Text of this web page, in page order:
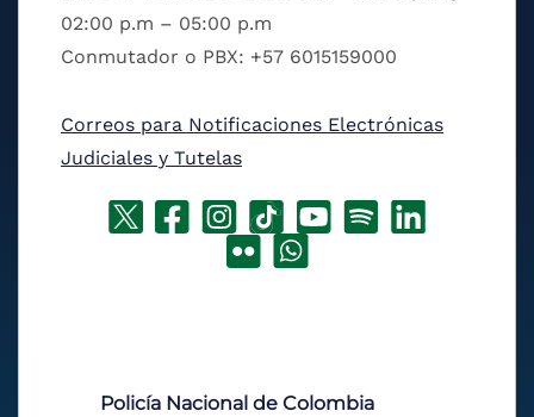
02:00 p.m – 05:00 p.m
Conmutador o PBX: +57 6015159000
Correos para Notificaciones Electrónicas
Judiciales y Tutelas
Policía Nacional de Colombia